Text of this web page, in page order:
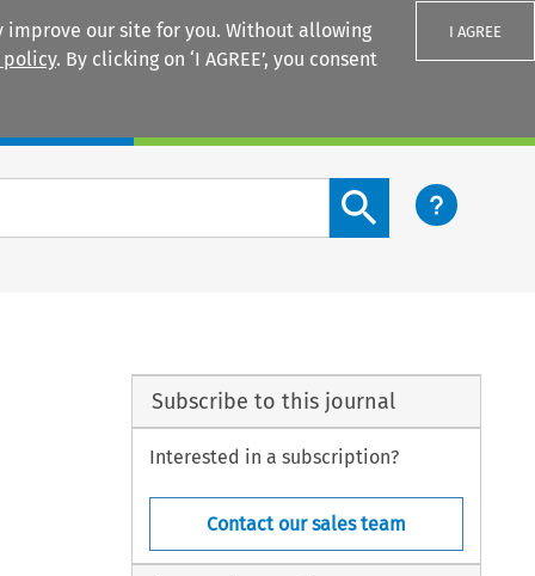
our site for you. Without allowing
policy. By clicking on ‘I AGREE’, you consent
I AGREE
Search content button
Subscribe to this journal
Interested in a subscription?
Contact our sales team